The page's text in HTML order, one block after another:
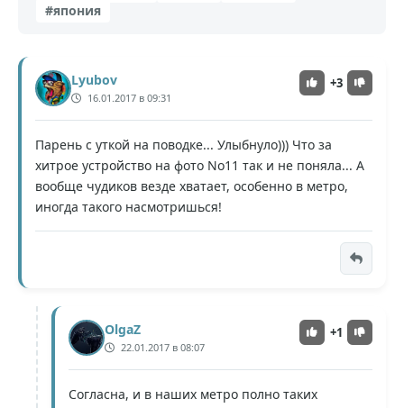
#япония
Lyubov
16.01.2017 в 09:31
+3
Парень с уткой на поводке... Улыбнуло))) Что за
хитрое устройство на фото No11 так и не поняла... А
вообще чудиков везде хватает, особенно в метро,
иногда такого насмотришься!
OlgaZ
22.01.2017 в 08:07
+1
Согласна, и в наших метро полно таких